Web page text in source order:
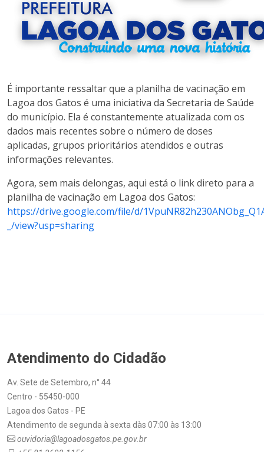
É importante ressaltar que a planilha de vacinação em
Lagoa dos Gatos é uma iniciativa da Secretaria de Saúde
do município. Ela é constantemente atualizada com os
dados mais recentes sobre o número de doses
aplicadas, grupos prioritários atendidos e outras
informações relevantes.
Agora, sem mais delongas, aqui está o link direto para a
planilha de vacinação em Lagoa dos Gatos:
https://drive.google.com/file/d/
_/view?usp=sharing
Atendimento do Cidadão
Av. Sete de Setembro, n° 44
Centro - 55450-000
Lagoa dos Gatos - PE
Atendimento de segunda à sexta dàs 07:00 às 13:00
ouvidoria@lagoadosgatos.pe.gov.br